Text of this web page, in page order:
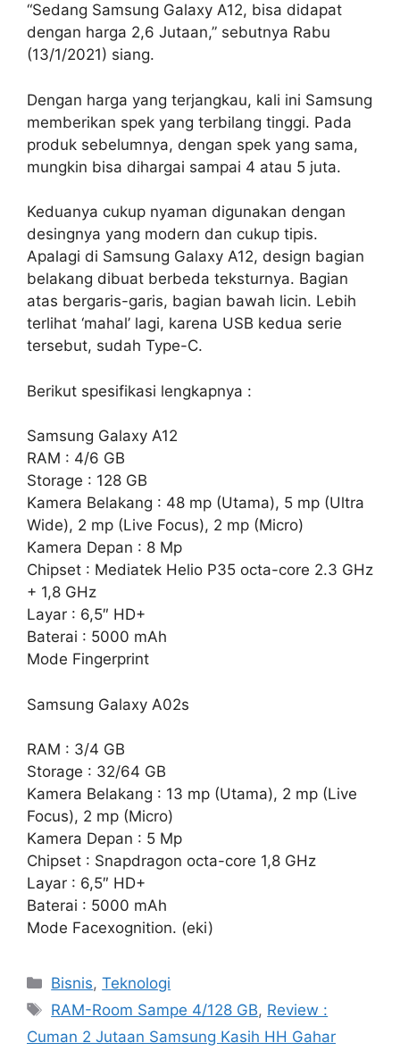
“Sedang Samsung Galaxy A12, bisa didapat
dengan harga 2,6 Jutaan,” sebutnya Rabu
(13/1/2021) siang.
Dengan harga yang terjangkau, kali ini Samsung
memberikan spek yang terbilang tinggi. Pada
produk sebelumnya, dengan spek yang sama,
mungkin bisa dihargai sampai 4 atau 5 juta.
Keduanya cukup nyaman digunakan dengan
desingnya yang modern dan cukup tipis.
Apalagi di Samsung Galaxy A12, design bagian
belakang dibuat berbeda teksturnya. Bagian
atas bergaris-garis, bagian bawah licin. Lebih
terlihat ‘mahal’ lagi, karena USB kedua serie
tersebut, sudah Type-C.
Berikut spesifikasi lengkapnya :
Samsung Galaxy A12
RAM : 4/6 GB
Storage : 128 GB
Kamera Belakang : 48 mp (Utama), 5 mp (Ultra
Wide), 2 mp (Live Focus), 2 mp (Micro)
Kamera Depan : 8 Mp
Chipset : Mediatek Helio P35 octa-core 2.3 GHz
+ 1,8 GHz
Layar : 6,5″ HD+
Baterai : 5000 mAh
Mode Fingerprint
Samsung Galaxy A02s
RAM : 3/4 GB
Storage : 32/64 GB
Kamera Belakang : 13 mp (Utama), 2 mp (Live
Focus), 2 mp (Micro)
Kamera Depan : 5 Mp
Chipset : Snapdragon octa-core 1,8 GHz
Layar : 6,5″ HD+
Baterai : 5000 mAh
Mode Facexognition. (eki)
Kategori
Bisnis,Teknologi
Tag
RAM-Room Sampe 4/128 GB, Review :
Cuman 2 Jutaan Samsung Kasih HH Gahar